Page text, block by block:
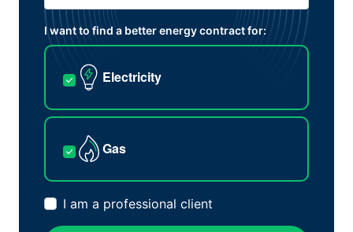
I want to find a better energy contract for:
Electricity
Gas
I am a professional client